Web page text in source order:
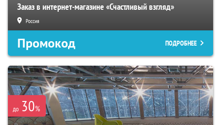
Заказ в интернет-магазине «Счастливый взгляд»
Россия
Промокод ПОДРОБНЕЕ
до 30%